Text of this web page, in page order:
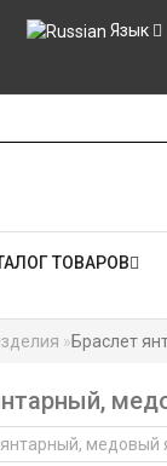
Язык
ТОВАРОВ
Браслет